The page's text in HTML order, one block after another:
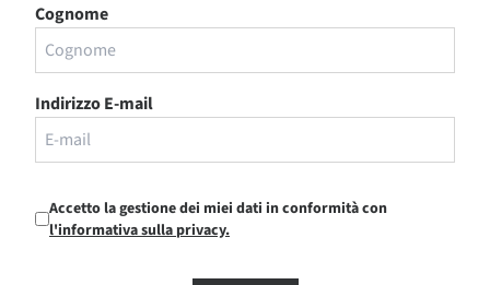
Cognome
Indirizzo E-mail
Accetto la gestione dei miei dati in conformità con
l'informativa sulla privacy.